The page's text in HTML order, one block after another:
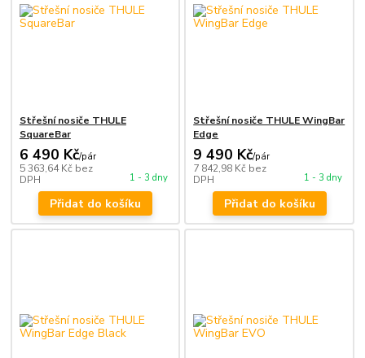
Střešní nosiče THULE
SquareBar
6 490 Kč/pár
5 363,64 Kč bez
DPH
1 - 3 dny
Přidat do košíku
Střešní nosiče THULE WingBar
Edge
9 490 Kč/pár
7 842,98 Kč bez
DPH
1 - 3 dny
Přidat do košíku